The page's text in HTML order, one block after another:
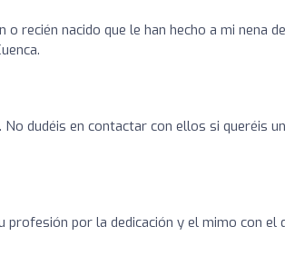
recién nacido que le han hecho a mi nena
dudéis en contactar con ellos si queréis
profesión por la dedicación y el mimo con el